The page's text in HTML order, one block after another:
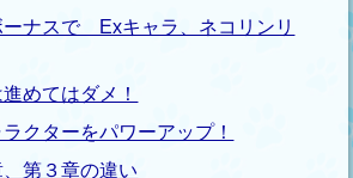
ーナスで Exキャラ、ネコリンリ
めてはダメ！
クターをパワーアップ！
第３章の違い